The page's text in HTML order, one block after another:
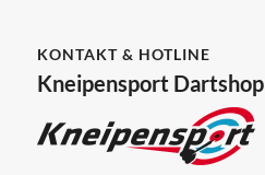
KONTAKT & HOTLINE
Kneipensport Dartshop